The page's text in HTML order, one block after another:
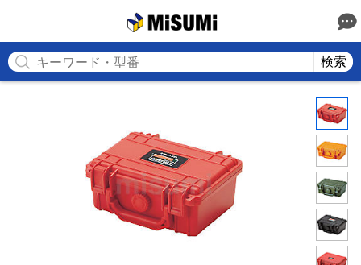
検索